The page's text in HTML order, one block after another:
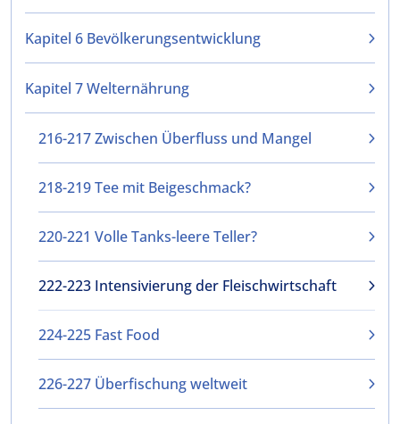
Kapitel 6 Bevölkerungsentwicklung
Kapitel 7 Welternährung
216-217 Zwischen Überfluss und Mangel
218-219 Tee mit Beigeschmack?
220-221 Volle Tanks-leere Teller?
222-223 Intensivierung der Fleischwirtschaft
224-225 Fast Food
226-227 Überfischung weltweit